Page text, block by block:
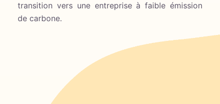
transition vers une entreprise à faible émission
de carbone.